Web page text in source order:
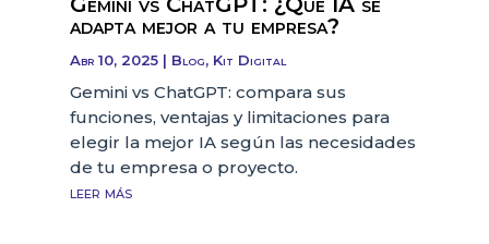
adapta mejor a tu empresa?
Abr 10, 2025| Blog, Kit Digital
Gemini vs ChatGPT: compara sus
funciones, ventajas y limitaciones para
elegir la mejor IA según las necesidades
de tu empresa o proyecto.
leer más